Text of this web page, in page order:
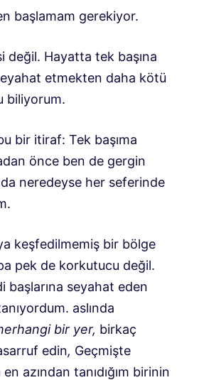
başlamam gerekiyor.
değil. Hayatta tek başına
etmekten daha kötü
biliyorum.
bir itiraf: Tek başıma
önce ben de gergin
neredeyse her seferinde
keşfedilmemiş bir bölge
pek de korkutucu değil.
başlarına seyahat eden
aslında
bir yer, birkaç
edin, Geçmişte
en azından tanıdığım birinin